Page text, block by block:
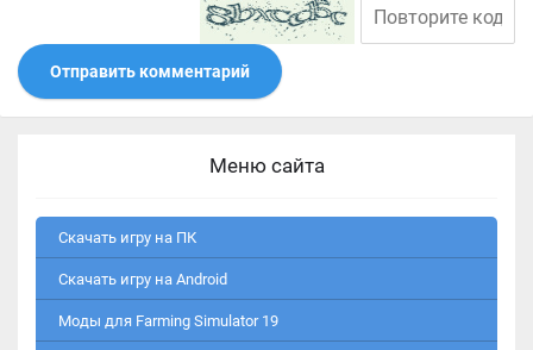
Отправить комментарий
Меню сайта
Скачать игру на ПК
Скачать игру на Android
Моды для Farming Simulator 19